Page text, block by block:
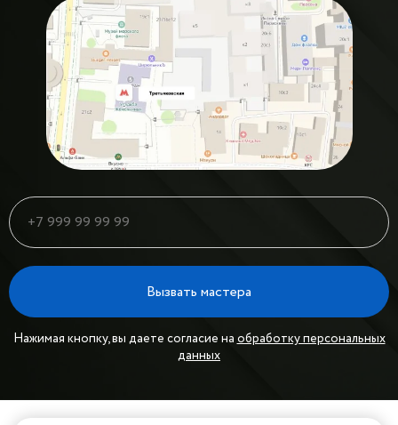
Вызвать мастера
Нажимая кнопку, вы даете согласие наобработку персональных
данных